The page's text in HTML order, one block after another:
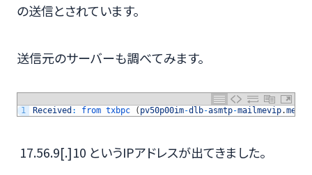
の送信とされています。
送信元のサーバーも調べてみます。
1 Received : from txbpc ( pv50p00im-dlb-asmtp-mailmevip.me
17.56.9[.]10 というIPアドレスが出てきました。